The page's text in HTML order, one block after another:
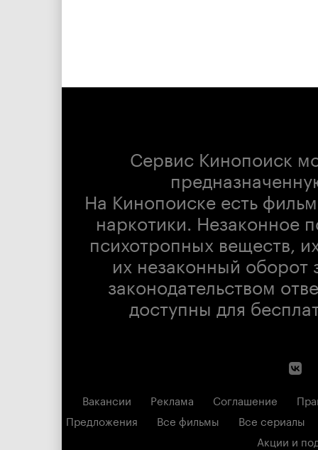
Сервис Кинопоиск
На Кинопоиске есть
наркотики. Незаконное
психотропных веществ,
их незаконный оборот
законодательством
доступны для
Вакансии Реклама Соглашение
Предложения
Все фильмы
Все сериалы
Акции и